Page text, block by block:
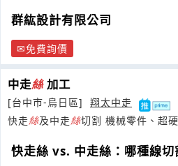
群紘設計有限公司
免費詢價
中走絲加工
[台中市-烏日區]
翔太中走
快走絲及中走絲切割 機械零件、超
快走絲 vs. 中走絲：哪種線